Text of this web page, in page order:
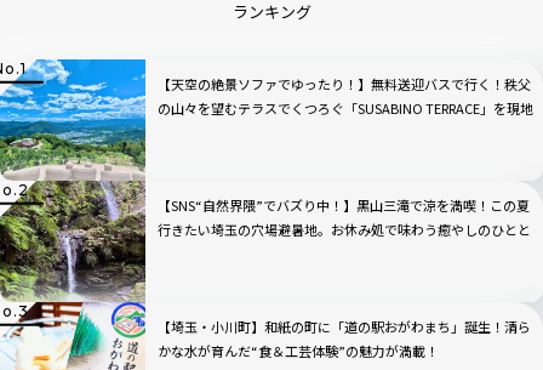
ランキング
【天空の絶景ソファでゆったり！】無料送迎バスで行く！秩父
の山々を望むテラスでくつろぐ「SUSABINO TERRACE」を現地
【SNS“自然界隈”でバズり中！】黒山三滝で涼を満喫！この夏
行きたい埼玉の穴場避暑地。お休み処で味わう癒やしのひとと
【埼玉・小川町】和紙の町に「道の駅おがわまち」誕生！清ら
かな水が育んだ“食＆工芸体験”の魅力が満載！